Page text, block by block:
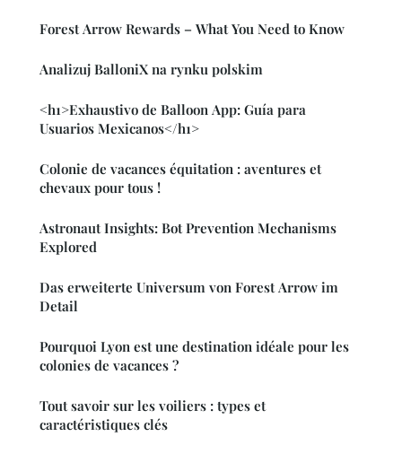
Forest Arrow Rewards – What You Need to Know
Analizuj BalloniX na rynku polskim
<h1>Exhaustivo de Balloon App: Guía para
Usuarios Mexicanos</h1>
Colonie de vacances équitation : aventures et
chevaux pour tous !
Astronaut Insights: Bot Prevention Mechanisms
Explored
Das erweiterte Universum von Forest Arrow im
Detail
Pourquoi Lyon est une destination idéale pour les
colonies de vacances ?
Tout savoir sur les voiliers : types et
caractéristiques clés